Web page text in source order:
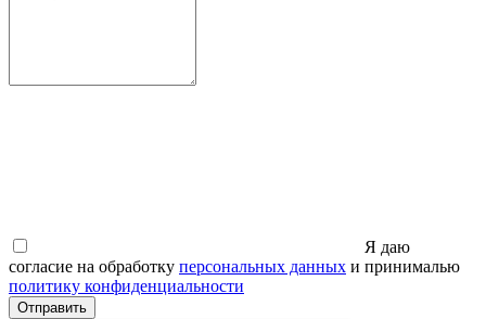
Я даю
согласие на обработку персональных данных и принималью
политику конфиденциальности
Отправить